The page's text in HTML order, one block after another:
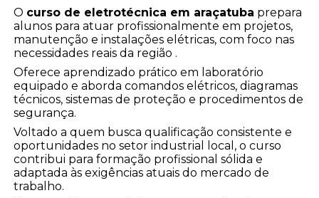
O curso de eletrotécnica em araçatuba prepara
alunos para atuar profissionalmente em projetos,
manutenção e instalações elétricas, com foco nas
necessidades reais da região .
Oferece aprendizado prático em laboratório
equipado e aborda comandos elétricos, diagramas
técnicos, sistemas de proteção e procedimentos de
segurança.
Voltado a quem busca qualificação consistente e
oportunidades no setor industrial local, o curso
contribui para formação profissional sólida e
adaptada às exigências atuais do mercado de
trabalho.